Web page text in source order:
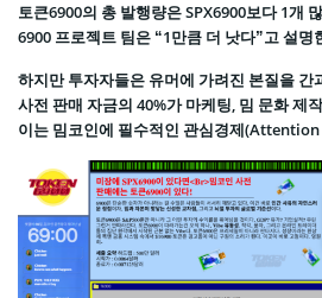
토큰6900의 총 발행량은 SPX6900보다 1개
6900 프로젝트 팀은 “1만큼 더 낫다”고 설명
하지만 투자자들은 유머에 가려진 본질을 간
사전 판매 자금의 40%가 마케팅, 밈 문화 제
이는 밈코인에 필수적인 관심경제